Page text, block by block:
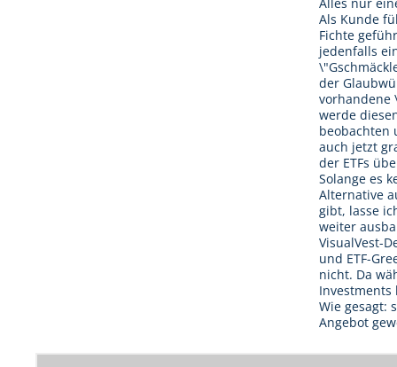
Alles nur
Als Kunde
Fichte
jedenfalls
der
vorhandene
werde
beobachten
auch jetzt
der ETFs
Solange es
Alternative
gibt, lasse
weiter
VisualVest-
und ETF-
nicht. Da
Investments
Wie gesagt:
Angebot